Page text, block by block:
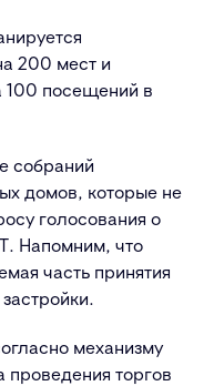
200 мест и
100 посещений в
собраний
домов, которые не
голосования о
Напомним, что
часть принятия
механизму
торгов